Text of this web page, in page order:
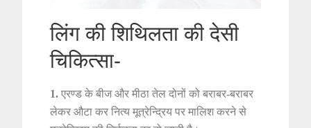
लिंग की शिथिलता की देसी
चिकित्सा-
1.एरण्ड के बीज और मीठा तेल दोनों को बराबर-बराबर
लेकर औटा कर नित्य मूत्रेन्द्रिय पर मालिश करने से